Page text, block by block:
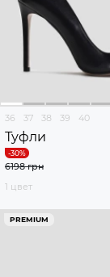
36 37 38 39 40
Туфли
6198 грн
1 цвет
PREMIUM